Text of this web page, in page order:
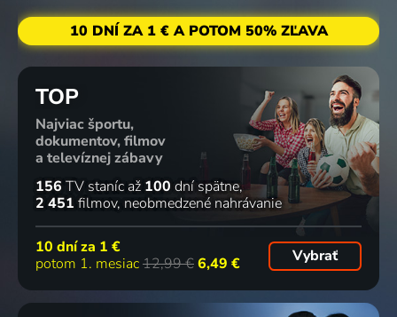
10 DNÍ ZA 1 € A POTOM 50% ZĽAVA
TOP
Najviac športu,
dokumentov, filmov
a televíznej zábavy
156 TV staníc až 100 dní spätne
2 451 filmov neobmedzené nahrávanie
10 dní za 1 €
potom 1. mesiac12,99 €6,49 € Vybrať